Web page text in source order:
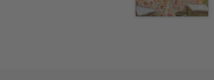
im eBundle